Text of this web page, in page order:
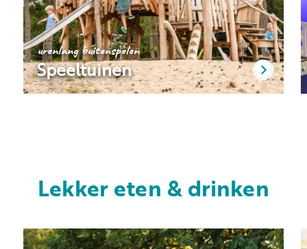
urenlang buitenspelen
Speeltuinen
Lekker eten & drinken